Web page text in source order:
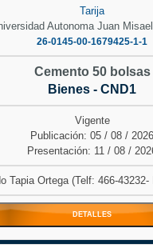
Tarija
Autonoma Juan
26-0145-00-1679425-1-1
Cemento 50 bolsas
Bienes - CND1
Vigente
Publicación: 05 / 08 / 2026
Presentación: 11 / 08 /
Tapia Ortega (Telf: 466-
DETALLES